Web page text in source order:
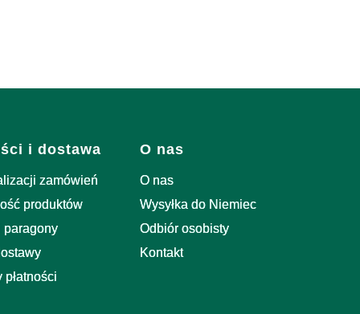
i dostawa
zamówień
produktów
paragony
płatności
O nas
O nas
Wysyłka do Niemiec
Odbiór osobisty
Kontakt